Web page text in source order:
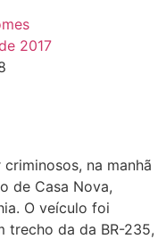
2017
na manhã
de Casa Nova,
O veículo foi
trecho da da BR-235,